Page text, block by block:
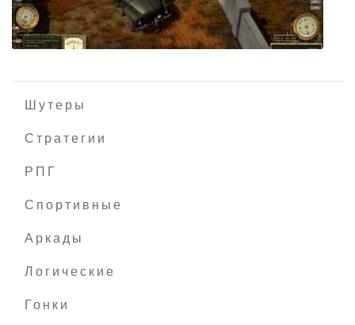
The Slater
Шутеры
Стратегии
РПГ
Спортивные
Аркады
Логические
Гонки